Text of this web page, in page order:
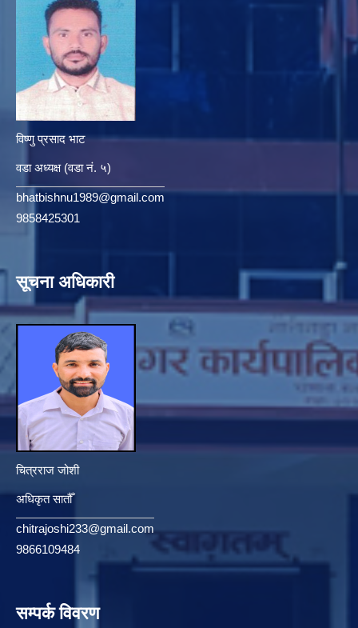
विष्णु प्रसाद भाट
वडा अध्यक्ष (वडा नं. ५)
bhatbishnu1989@gmail.com
9858425301
सूचना अधिकारी
चित्रराज जोशी
अधिकृत सातौँ
chitrajoshi233@gmail.com
9866109484
सम्पर्क विवरण